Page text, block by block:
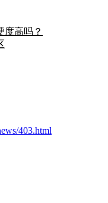
度高吗？
403.html